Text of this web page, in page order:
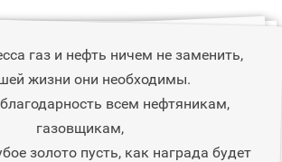
газ и нефть ничем не заменить,
жизни они необходимы.
всем нефтяникам,
газовщикам,
золото пусть, как награда будет